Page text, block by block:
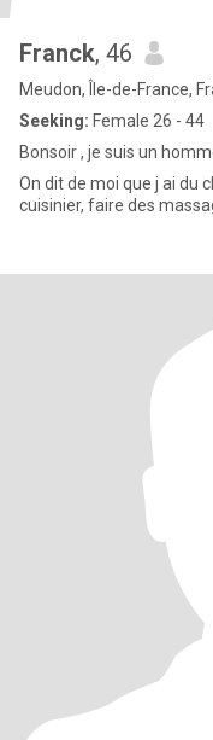
Franck, 46
Meudon, Île-de-France,
Seeking: Female 26 - 44
Bonsoir , je suis un
On dit de moi que j ai du